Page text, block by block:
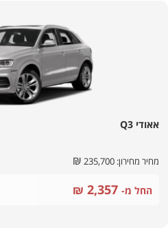
אאודי Q3
מחיר מחירון: ₪
החל מ- ₪